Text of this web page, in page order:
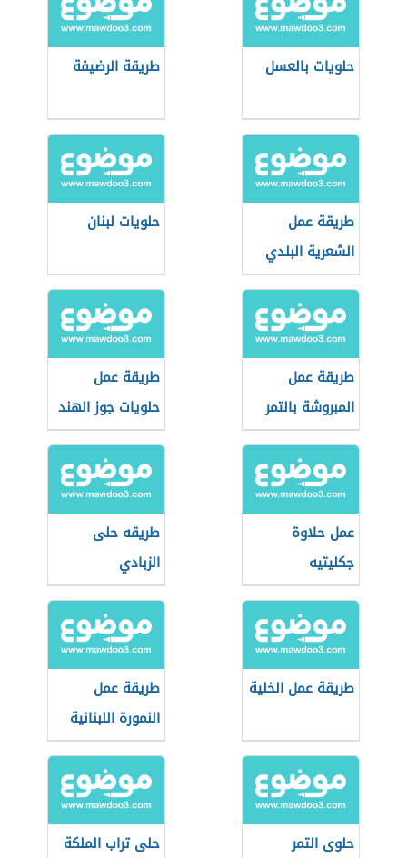
حلويات بالعسل طريقة الرضيفة
طريقة عمل
الشعرية البلدي
حلويات لبنان
طريقة عمل
المبروشة بالتمر
طريقة عمل
حلويات جوز الهند
عمل حلاوة
جكليتيه
طريقه حلى
الزبادي
طريقة عمل الخلية
طريقة عمل
النمورة اللبنانية
حلوى التمر حلى تراب الملكة